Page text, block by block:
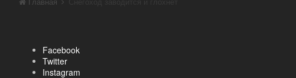
Facebook
Twitter
Instagram